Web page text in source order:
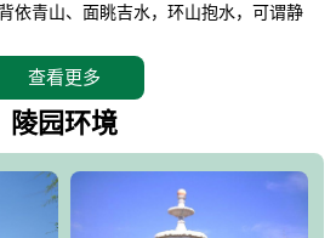
依青山、面眺吉水，环山抱水，可谓静
国传统文化作为前渠，由三条山脊环绕
坐南朝北向，左青龙，右白虎，前朱
动的生气遇到官厅的水又止住了，正好
要求。中华永久陵园风景庄重典雅、气
查看更多
陵园环境